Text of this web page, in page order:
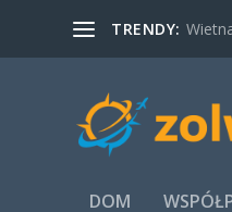
TRENDY:
DOM